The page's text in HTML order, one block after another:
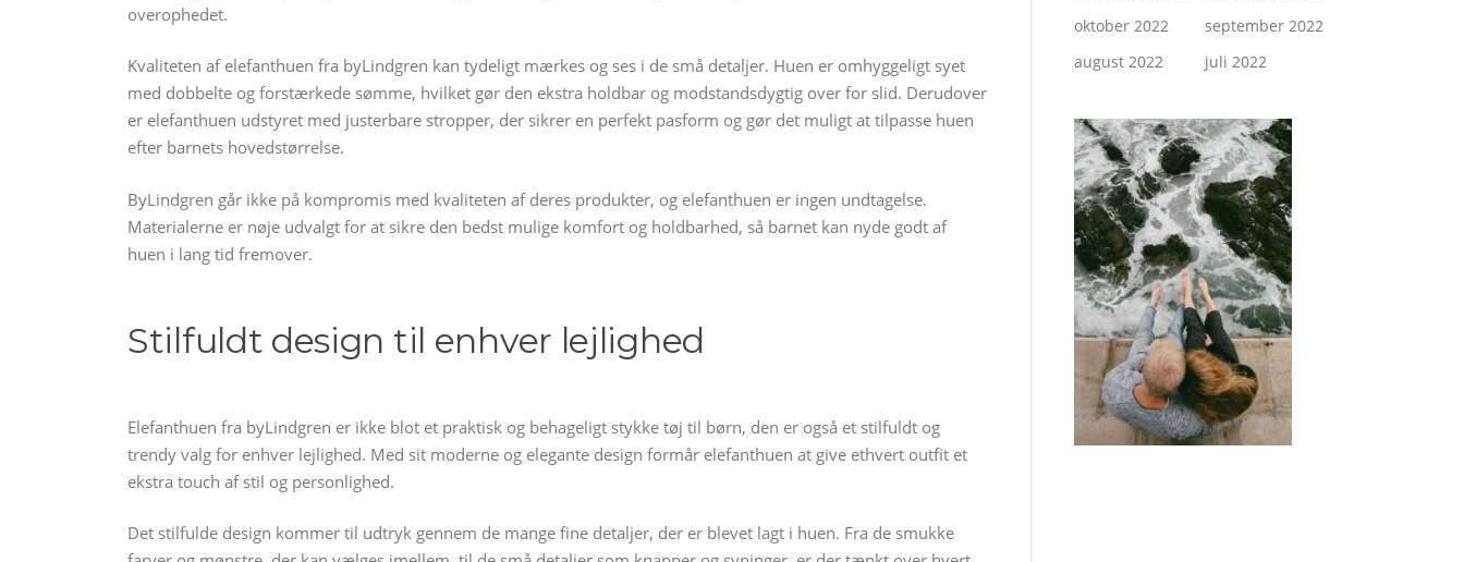
overophedet.
Kvaliteten af elefanthuen fra byLindgren kan tydeligt mærkes og ses i de små detaljer. Huen er omhyggeligt syet
med dobbelte og forstærkede sømme, hvilket gør den ekstra holdbar og modstandsdygtig over for slid. Derudover
er elefanthuen udstyret med justerbare stropper, der sikrer en perfekt pasform og gør det muligt at tilpasse huen
efter barnets hovedstørrelse.
ByLindgren går ikke på kompromis med kvaliteten af deres produkter, og elefanthuen er ingen undtagelse.
Materialerne er nøje udvalgt for at sikre den bedst mulige komfort og holdbarhed, så barnet kan nyde godt af
huen i lang tid fremover.
Stilfuldt design til enhver lejlighed
Elefanthuen fra byLindgren er ikke blot et praktisk og behageligt stykke tøj til børn, den er også et stilfuldt og
trendy valg for enhver lejlighed. Med sit moderne og elegante design formår elefanthuen at give ethvert outfit et
ekstra touch af stil og personlighed.
Det stilfulde design kommer til udtryk gennem de mange fine detaljer, der er blevet lagt i huen. Fra de smukke
oktober 2022
september 2022
august 2022
juli 2022